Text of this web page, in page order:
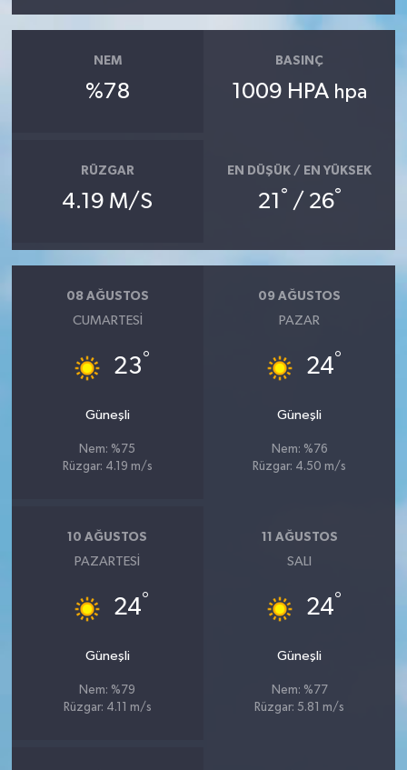
NEM
%78
BASINÇ
1009 HPA hpa
RÜZGAR
4.19 M/S
EN DÜŞÜK / EN YÜKSEK
21 ° / 26°
08 AĞUSTOS
CUMARTESI
23°
Güneşli
Nem: %75
Rüzgar: 4.19 m/s
09 AĞUSTOS
PAZAR
24°
Güneşli
Nem: %76
Rüzgar: 4.50 m/s
10 AĞUSTOS
PAZARTESI
24°
Güneşli
Nem: %79
Rüzgar: 4.11 m/s
11 AĞUSTOS
SALI
24°
Güneşli
Nem: %77
Rüzgar: 5.81 m/s